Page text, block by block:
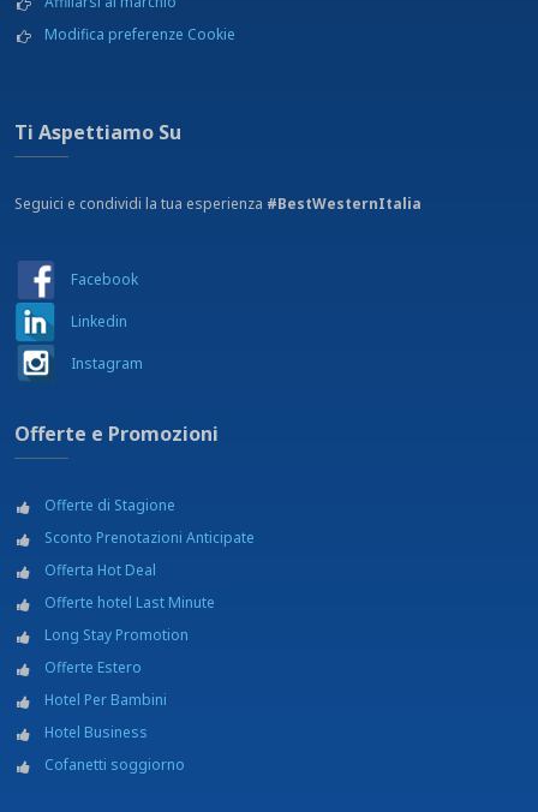
Modifica preferenze Cookie
Ti Aspettiamo Su
Seguici e condividi la tua esperienza #BestWesternItalia
Facebook
Linkedin
Instagram
Offerte e Promozioni
Offerte di Stagione
Sconto Prenotazioni Anticipate
Offerta Hot Deal
Offerte hotel Last Minute
Long Stay Promotion
Offerte Estero
Hotel Per Bambini
Hotel Business
Cofanetti soggiorno